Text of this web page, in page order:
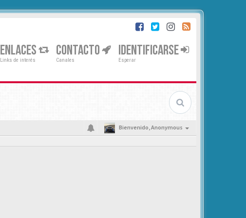
ENLACES
Links de interés
CONTACTO
Canales
IDENTIFICARSE
Esperar
Bienvenido,Anonymous